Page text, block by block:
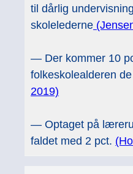
til dårlig
skolelederne
— Der kommer 10
folkeskolealderen
2019)
— Optaget på
faldet med 2 pct.